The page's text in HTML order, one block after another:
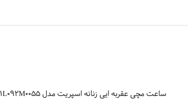
ساعت مچی عقربه ایی زنانه اسپریت مدل ES1L092M0055